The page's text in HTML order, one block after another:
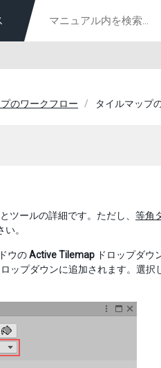
のワークフロー タイルマップ
ツールの詳細です。ただし、 等角
。
ウのActive Tilemap ドロップダウ
ップダウンに追加されます。選択